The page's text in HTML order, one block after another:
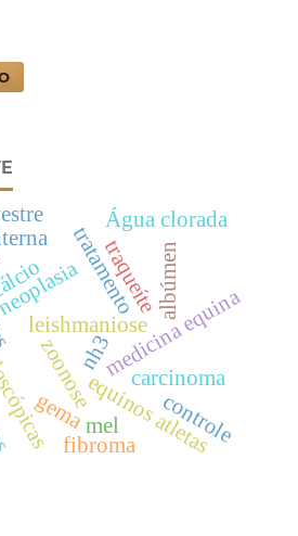
leishmaniose
tratamento
zoonosemedicina equina
equinos atletas
albúmen
gema
carcinoma
Água clorada
controle
fibroma
nh3
traqueíte
mel